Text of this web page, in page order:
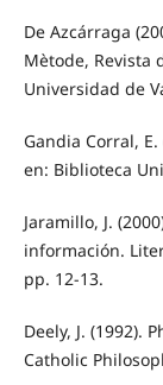
De Azcárraga
Mètode, Revista
Universidad de
Gandia Corral,
en: Biblioteca
Jaramillo, J.
información.
pp. 12-13.
Deely, J. (1992).
Catholic